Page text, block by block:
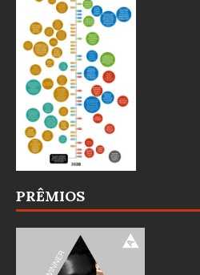
PRÊMIOS